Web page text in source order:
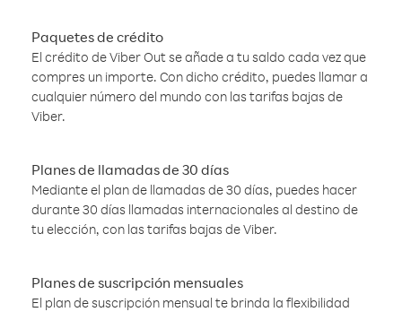
Paquetes de crédito
El crédito de Viber Out se añade a tu saldo cada vez que
compres un importe. Con dicho crédito, puedes llamar a
cualquier número del mundo con las tarifas bajas de
Viber.
Planes de llamadas de 30 días
Mediante el plan de llamadas de 30 días, puedes hacer
durante 30 días llamadas internacionales al destino de
tu elección, con las tarifas bajas de Viber.
Planes de suscripción mensuales
El plan de suscripción mensual te brinda la flexibilidad